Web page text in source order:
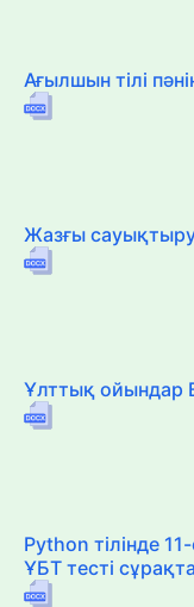
Ағылшын тілі
Жазғы
Ұлттық ойындар
Python тілінде
ҰБТ тесті